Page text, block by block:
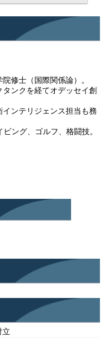
修士（国際関係論）。
ンクを経てオデッセイ創
ンテリジェンス担当も務
ング、ゴルフ、格闘技。
立